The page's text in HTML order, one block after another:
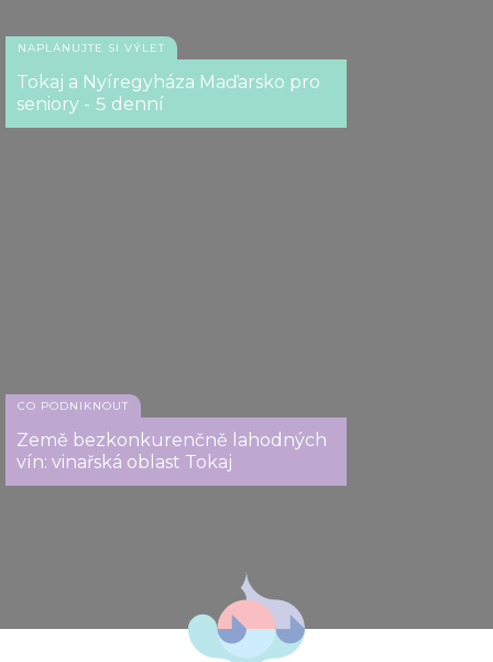
NAPLÁNUJTE SI VÝLET
Tokaj a Nyíregyháza Maďarsko pro
seniory - 5 denní
CO PODNIKNOUT
Země bezkonkurenčně lahodných
vín: vinařská oblast Tokaj